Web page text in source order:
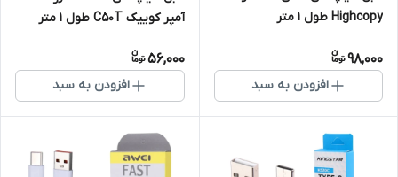
Highcopy طول 1 متر
98,000
افزودن به سبد
آمپر کوییک C50T طول 1 متر
56,000
افزودن به سبد